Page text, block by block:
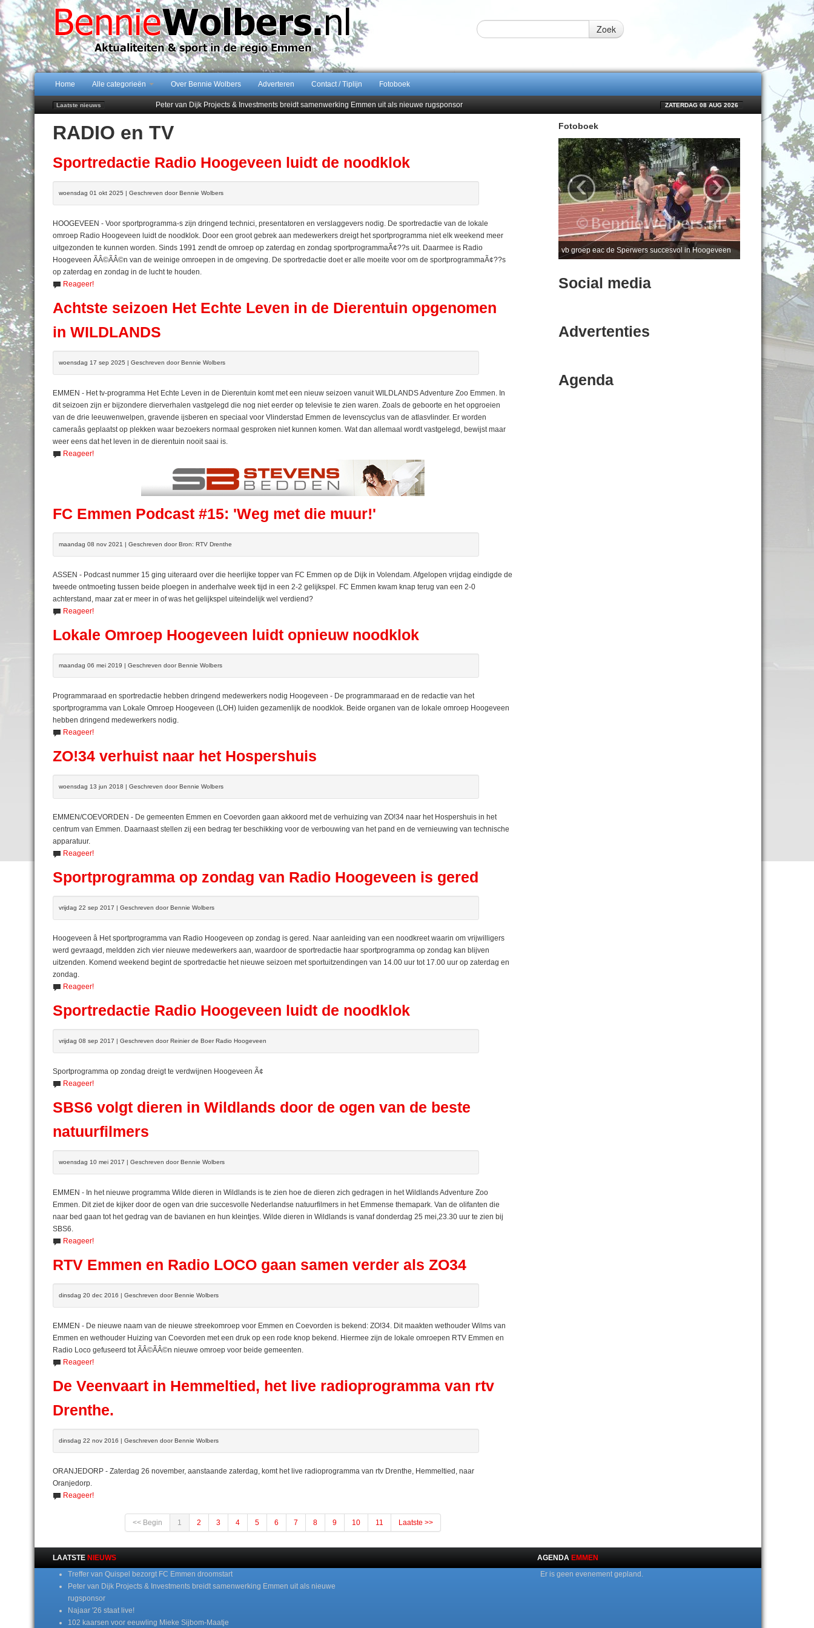
Zoek
Home Alle categorieën Over Bennie Wolbers Adverteren Contact / Tiplijn Fotoboek
Laatste nieuws
Peter van Dijk Projects & Investments breidt samenwerking Emmen uit als nieuwe rugsponsor
102 kaarsen voor eeuwling Mieke Sijbom-Maatje
Emmen wint op Open Dag overtuigend van Almere City
ZATERDAG 08 AUG 2026
RADIO en TV
Sportredactie Radio Hoogeveen luidt de noodklok
woensdag 01 okt 2025 | Geschreven door Bennie Wolbers
HOOGEVEEN - Voor sportprogramma-s zijn dringend technici, presentatoren en verslaggevers nodig. De sportredactie van de lokale
omroep Radio Hoogeveen luidt de noodklok. Door een groot gebrek aan medewerkers dreigt het sportprogramma niet elk weekend meer
uitgezonden te kunnen worden. Sinds 1991 zendt de omroep op zaterdag en zondag sportprogrammaÃ¢??s uit. Daarmee is Radio
Hoogeveen ÃÂ©ÃÂ©n van de weinige omroepen in de omgeving. De sportredactie doet er alle moeite voor om de sportprogrammaÃ¢??s
op zaterdag en zondag in de lucht te houden.
Reageer!
Achtste seizoen Het Echte Leven in de Dierentuin opgenomen
in WILDLANDS
woensdag 17 sep 2025 | Geschreven door Bennie Wolbers
EMMEN - Het tv-programma Het Echte Leven in de Dierentuin komt met een nieuw seizoen vanuit WILDLANDS Adventure Zoo Emmen. In
dit seizoen zijn er bijzondere dierverhalen vastgelegd die nog niet eerder op televisie te zien waren. Zoals de geboorte en het opgroeien
van de drie leeuwenwelpen, gravende ijsberen en speciaal voor Vlinderstad Emmen de levenscyclus van de atlasvlinder. Er worden
cameraâs geplaatst op plekken waar bezoekers normaal gesproken niet kunnen komen. Wat dan allemaal wordt vastgelegd, bewijst maar
weer eens dat het leven in de dierentuin nooit saai is.
Reageer!
FC Emmen Podcast #15: 'Weg met die muur!'
maandag 08 nov 2021 | Geschreven door Bron: RTV Drenthe
ASSEN - Podcast nummer 15 ging uiteraard over die heerlijke topper van FC Emmen op de Dijk in Volendam. Afgelopen vrijdag eindigde de
tweede ontmoeting tussen beide ploegen in anderhalve week tijd in een 2-2 gelijkspel. FC Emmen kwam knap terug van een 2-0
achterstand, maar zat er meer in of was het gelijkspel uiteindelijk wel verdiend?
Reageer!
Lokale Omroep Hoogeveen luidt opnieuw noodklok
maandag 06 mei 2019 | Geschreven door Bennie Wolbers
Programmaraad en sportredactie hebben dringend medewerkers nodig Hoogeveen - De programmaraad en de redactie van het
sportprogramma van Lokale Omroep Hoogeveen (LOH) luiden gezamenlijk de noodklok. Beide organen van de lokale omroep Hoogeveen
hebben dringend medewerkers nodig.
Reageer!
ZO!34 verhuist naar het Hospershuis
woensdag 13 jun 2018 | Geschreven door Bennie Wolbers
EMMEN/COEVORDEN - De gemeenten Emmen en Coevorden gaan akkoord met de verhuizing van ZO!34 naar het Hospershuis in het
centrum van Emmen. Daarnaast stellen zij een bedrag ter beschikking voor de verbouwing van het pand en de vernieuwing van technische
apparatuur.
Reageer!
Sportprogramma op zondag van Radio Hoogeveen is gered
vrijdag 22 sep 2017 | Geschreven door Bennie Wolbers
Hoogeveen â Het sportprogramma van Radio Hoogeveen op zondag is gered. Naar aanleiding van een noodkreet waarin om vrijwilligers
werd gevraagd, meldden zich vier nieuwe medewerkers aan, waardoor de sportredactie haar sportprogramma op zondag kan blijven
uitzenden. Komend weekend begint de sportredactie het nieuwe seizoen met sportuitzendingen van 14.00 uur tot 17.00 uur op zaterdag en
zondag.
Reageer!
Sportredactie Radio Hoogeveen luidt de noodklok
vrijdag 08 sep 2017 | Geschreven door Reinier de Boer Radio Hoogeveen
Sportprogramma op zondag dreigt te verdwijnen Hoogeveen Ã¢
Reageer!
SBS6 volgt dieren in Wildlands door de ogen van de beste
natuurfilmers
woensdag 10 mei 2017 | Geschreven door Bennie Wolbers
EMMEN - In het nieuwe programma Wilde dieren in Wildlands is te zien hoe de dieren zich gedragen in het Wildlands Adventure Zoo
Emmen. Dit ziet de kijker door de ogen van drie succesvolle Nederlandse natuurfilmers in het Emmense themapark. Van de olifanten die
naar bed gaan tot het gedrag van de bavianen en hun kleintjes. Wilde dieren in Wildlands is vanaf donderdag 25 mei,23.30 uur te zien bij
SBS6.
Reageer!
RTV Emmen en Radio LOCO gaan samen verder als ZO34
dinsdag 20 dec 2016 | Geschreven door Bennie Wolbers
EMMEN - De nieuwe naam van de nieuwe streekomroep voor Emmen en Coevorden is bekend: ZO!34. Dit maakten wethouder Wilms van
Emmen en wethouder Huizing van Coevorden met een druk op een rode knop bekend. Hiermee zijn de lokale omroepen RTV Emmen en
Radio Loco gefuseerd tot ÃÂ©ÃÂ©n nieuwe omroep voor beide gemeenten.
Reageer!
De Veenvaart in Hemmeltied, het live radioprogramma van rtv
Drenthe.
dinsdag 22 nov 2016 | Geschreven door Bennie Wolbers
ORANJEDORP - Zaterdag 26 november, aanstaande zaterdag, komt het live radioprogramma van rtv Drenthe, Hemmeltied, naar
Oranjedorp.
Reageer!
<< Begin 1 2 3 4 5 6 7 8 9 10 11 Laatste >>
Fotoboek
vb groep eac de Sperwers succesvol in Hoogeveen
‹ ›
Social media
Advertenties
Agenda
LAATSTE NIEUWS
Treffer van Quispel bezorgt FC Emmen droomstart
Peter van Dijk Projects & Investments breidt samenwerking Emmen uit als nieuwe
rugsponsor
Najaar '26 staat live!
102 kaarsen voor eeuwling Mieke Sijbom-Maatje
AGENDA EMMEN
Er is geen evenement gepland.